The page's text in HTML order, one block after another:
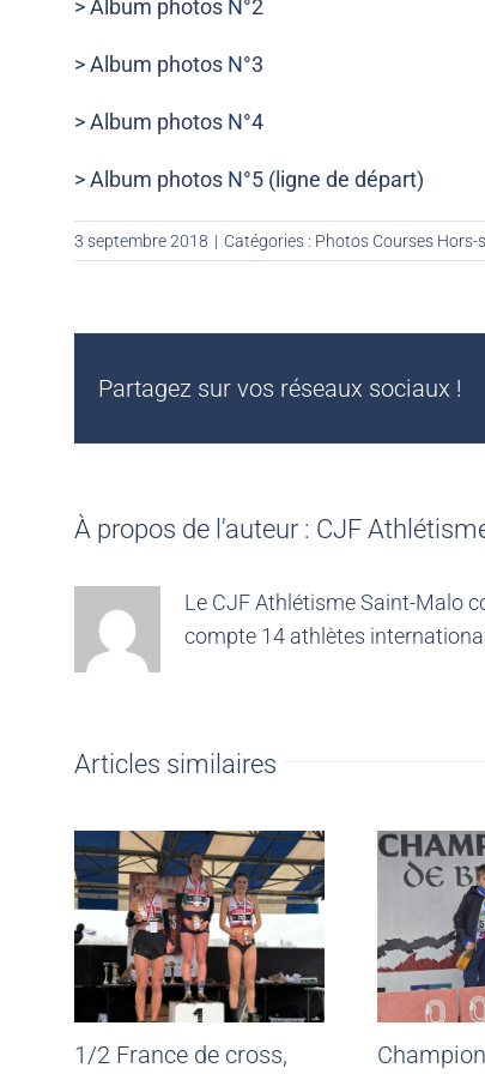
> Album photos N°2
> Album photos N°3
> Album photos N°4
> Album photos N°5 (ligne de départ)
3 septembre 2018 | Catégories : Photos Courses Hors-
Partagez sur vos réseaux sociaux !
À propos de l'auteur : CJF
Le CJF Athlétisme Saint-Malo
compte 14 athlètes
Articles similaires
1/2 France de cross,